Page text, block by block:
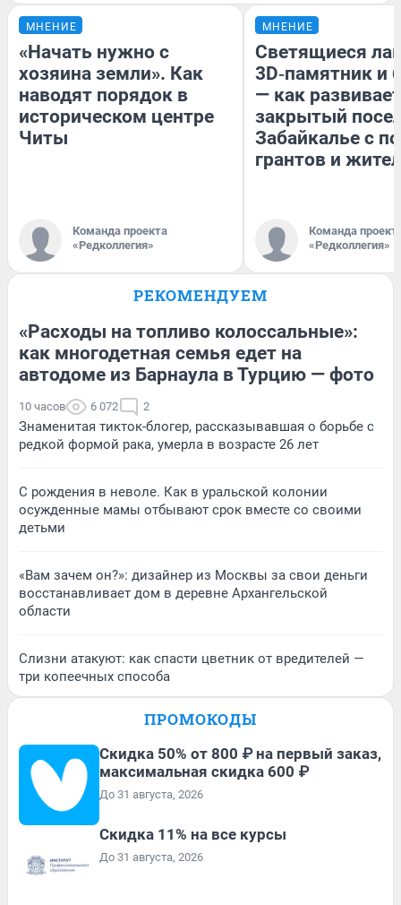
МНЕНИЕ
«Начать нужно с
хозяина земли». Как
наводят порядок в
историческом центре
Читы
Команда проекта
«Редколлегия»
МНЕНИЕ
Светящиеся
3D‑памятник и
— как
закрытый
Забайкалье с
грантов и
Команда
«Редколлегия»
РЕКОМЕНДУЕМ
«Расходы на топливо колоссальные»:
как многодетная семья едет на
автодоме из Барнаула в Турцию — фото
10 часов 6 072 2
Знаменитая тикток-блогер, рассказывавшая о борьбе с
редкой формой рака, умерла в возрасте 26 лет
С рождения в неволе. Как в уральской колонии
осужденные мамы отбывают срок вместе со своими
детьми
«Вам зачем он?»: дизайнер из Москвы за свои деньги
восстанавливает дом в деревне Архангельской
области
Слизни атакуют: как спасти цветник от вредителей —
три копеечных способа
ПРОМОКОДЫ
Скидка 50% от 800 ₽ на первый заказ,
максимальная скидка 600 ₽
До 31 августа, 2026
Скидка 11% на все курсы
До 31 августа, 2026